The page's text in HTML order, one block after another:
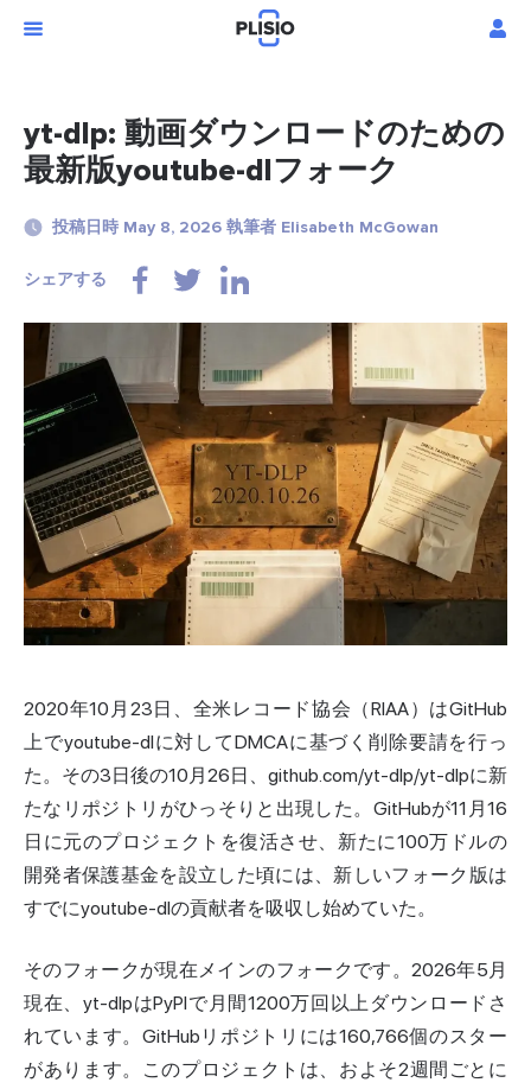
yt-dlp: 動画ダウンロードのための
最新版youtube-dlフォーク
投稿日時 May 8, 2026 執筆者 Elisabeth McGowan
シェアする
2020年10月23日、全米レコード協会（RIAA）はGitHub
上でyoutube-dlに対してDMCAに基づく削除要請を行っ
た。その3日後の10月26日、github.com/yt-dlp/yt-dlpに新
たなリポジトリがひっそりと出現した。GitHubが11月16
日に元のプロジェクトを復活させ、新たに100万ドルの
開発者保護基金を設立した頃には、新しいフォーク版は
すでにyoutube-dlの貢献者を吸収し始めていた。
そのフォークが現在メインのフォークです。2026年5月
現在、yt-dlpはPyPIで月間1200万回以上ダウンロードさ
れています。GitHubリポジトリには160,766個のスター
があります。このプロジェクトは、およそ2週間ごとに